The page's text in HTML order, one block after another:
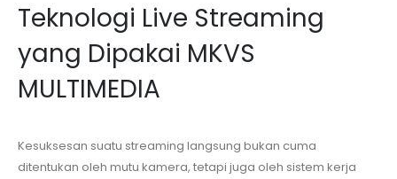
Teknologi Live Streaming
yang Dipakai MKVS
MULTIMEDIA
Kesuksesan suatu streaming langsung bukan cuma
ditentukan oleh mutu kamera, tetapi juga oleh sistem kerja